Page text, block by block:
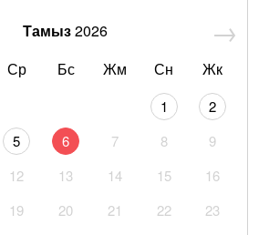
Тамыз2026
Ср Бс Жм Сн Жк
1
2
5 6 7 8
9
12 13 14 15
16
19 20 21 22
23